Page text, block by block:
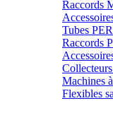
Raccords
Tubes PER
Raccords
Machines
Flexibles